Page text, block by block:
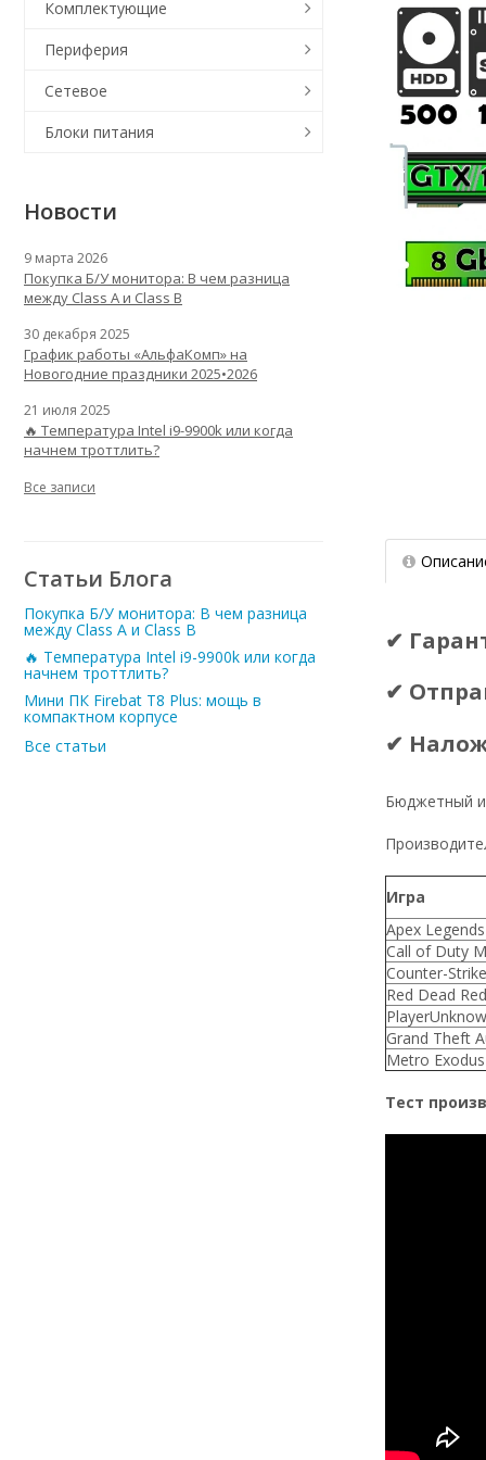
✔
✔
✔
Бюджетный
Игра
Apex Legends
Call of Duty
Counter-
Red Dead
Grand Theft
Metro Exodus
Тест
Комплектующие
Периферия
Сетевое
Блоки питания
Новости
9 марта 2026
Покупка Б/У монитора: В чем разница
между Class A и Class B
30 декабря 2025
График работы «АльфаКомп» на
Новогодние праздники 2025•2026
21 июля 2025
🔥 Температура Intel i9-9900k или когда
начнем троттлить?
Все записи
Статьи Блога
Покупка Б/У монитора: В чем разница
между Class A и Class B
🔥 Температура Intel i9-9900k или когда
начнем троттлить?
Мини ПК Firebat T8 Plus: мощь в
компактном корпусе
Все статьи